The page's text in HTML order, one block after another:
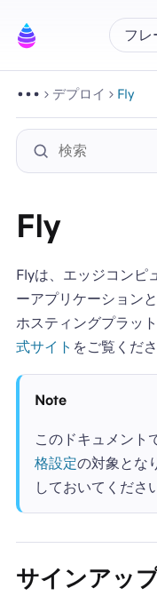
フレ
デプロイ Fly
Fly
Flyは、エッジコンピ
ーアプリケーション
ホスティングプラッ
式サイト をご覧くださ
Note
このドキュメント
格設定の対象とな
しておいてくださ
サインアッ